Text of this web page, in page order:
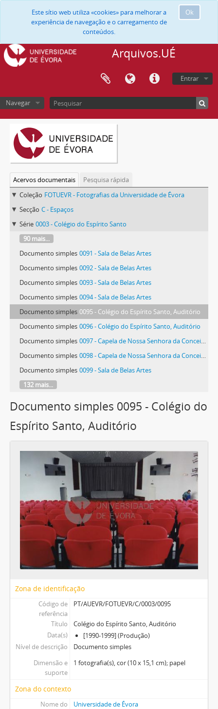
Ok
Este sítio web utiliza «cookies» para melhorar a
experiência de navegação e o carregamento de
conteúdos.
Arquivos.UÉ
Entrar
Navegar
Acervos documentais
Pesquisa rápida
Coleção FOTUEVR - Fotografias da Universidade de Évora
Secção C - Espaços
Série 0003 - Colégio do Espírito Santo
90 mais...
Documento simples 0091 - Sala de Belas Artes
Documento simples 0092 - Sala de Belas Artes
Documento simples 0093 - Sala de Belas Artes
Documento simples 0094 - Sala de Belas Artes
Documento simples 0095 - Colégio do Espírito Santo, Auditório
Documento simples 0096 - Colégio do Espírito Santo, Auditório
Documento simples 0097 - Capela de Nossa Senhora da Conceição
Documento simples 0098 - Capela de Nossa Senhora da Conceição
Documento simples 0099 - Sala de Belas Artes
132 mais...
Documento simples 0095 - Colégio do
Espírito Santo, Auditório
Zona de identificação
Código de
referência
PT/AUEVR/FOTUEVR/C/0003/0095
Título
Colégio do Espírito Santo, Auditório
Data(s)
[1990-1999] (Produção)
Nível de descrição
Documento simples
Dimensão e
suporte
1 fotografia(s), cor (10 x 15,1 cm); papel
Zona do contexto
Nome do
Universidade de Évora